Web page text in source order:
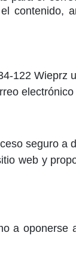
contenido,
122 Wieprz
electrónico
seguro a
web y
a oponerse